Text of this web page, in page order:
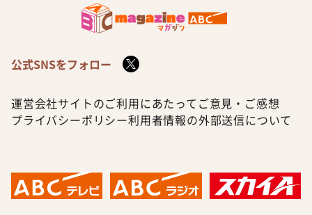
公式SNSをフォロー
運営会社サイトのご利用にあたって ご意見・ご感想
プライバシーポリシー利用者情報の外部送信について